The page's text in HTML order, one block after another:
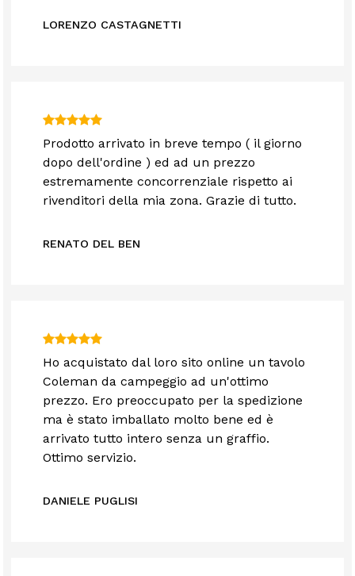
LORENZO CASTAGNETTI
Prodotto arrivato in breve tempo ( il giorno
dopo dell'ordine ) ed ad un prezzo
estremamente concorrenziale rispetto ai
rivenditori della mia zona. Grazie di tutto.
RENATO DEL BEN
Ho acquistato dal loro sito online un tavolo
Coleman da campeggio ad un'ottimo
prezzo. Ero preoccupato per la spedizione
ma è stato imballato molto bene ed è
arrivato tutto intero senza un graffio.
Ottimo servizio.
DANIELE PUGLISI